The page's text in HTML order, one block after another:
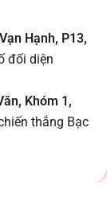
Hạnh, P13,
đối diện
Khóm 1,
thắng Bạc